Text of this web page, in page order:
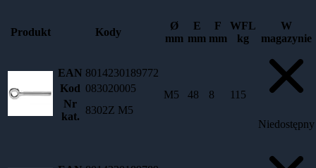
Produkt Kody
Ø
mm
E
mm
F
mm
WFL
kg
W
magazynie
EAN 8014230189772
Kod 083020005
Nr
kat.
8302Z M5
M5 48 8 115
Niedostępny